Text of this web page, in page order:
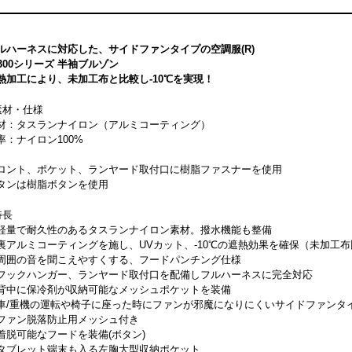
ハーネスに対応した、サイドファンタイプの空調服(R)
シリーズ 半袖ブルゾン
加工により、未加工布と比較し-10℃を実現！
・仕様
：タスランナイロン（アルミコーティング）
：ナイロン100%
ント、ポケット、ランヤード取付口に樹脂ファスナーを使用
ンは樹脂ボタンを使用
長
量で耐久性のあるタスランナイロン素材。撥水機能も整備
アルミコーティングを施し、UVカット、-10℃の遮熱効果を確保（未加工布
囲の音を聞こえやすくする、フードパンチング仕様
ックハンガー、ランヤード取付口を配備しフルハーネスに完全対応
中に保冷剤が収納可能なメッシュポケットを装備
/重機の運転や椅子に座った時にファンが邪魔になりにくいサイドファンタ
ァン脱落防止用メッシュ付き
脱可能なフードを装備(ボタン)
ブレット端末も入る左胸大型収納ポケット